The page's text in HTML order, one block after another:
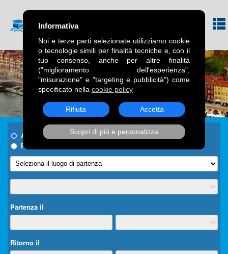
Informativa
Noi e terze parti selezionate utilizziamo cookie
o tecnologie simili per finalità tecniche e, con il
tuo consenso, anche per altre finalità
("miglioramento dell'esperienza",
"misurazione" e "targeting e pubblicità") come
specificato nella cookie policy
Rifiuta Accetta
Scopri di più e personalizza